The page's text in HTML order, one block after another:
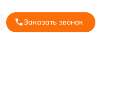
Заказать звонок